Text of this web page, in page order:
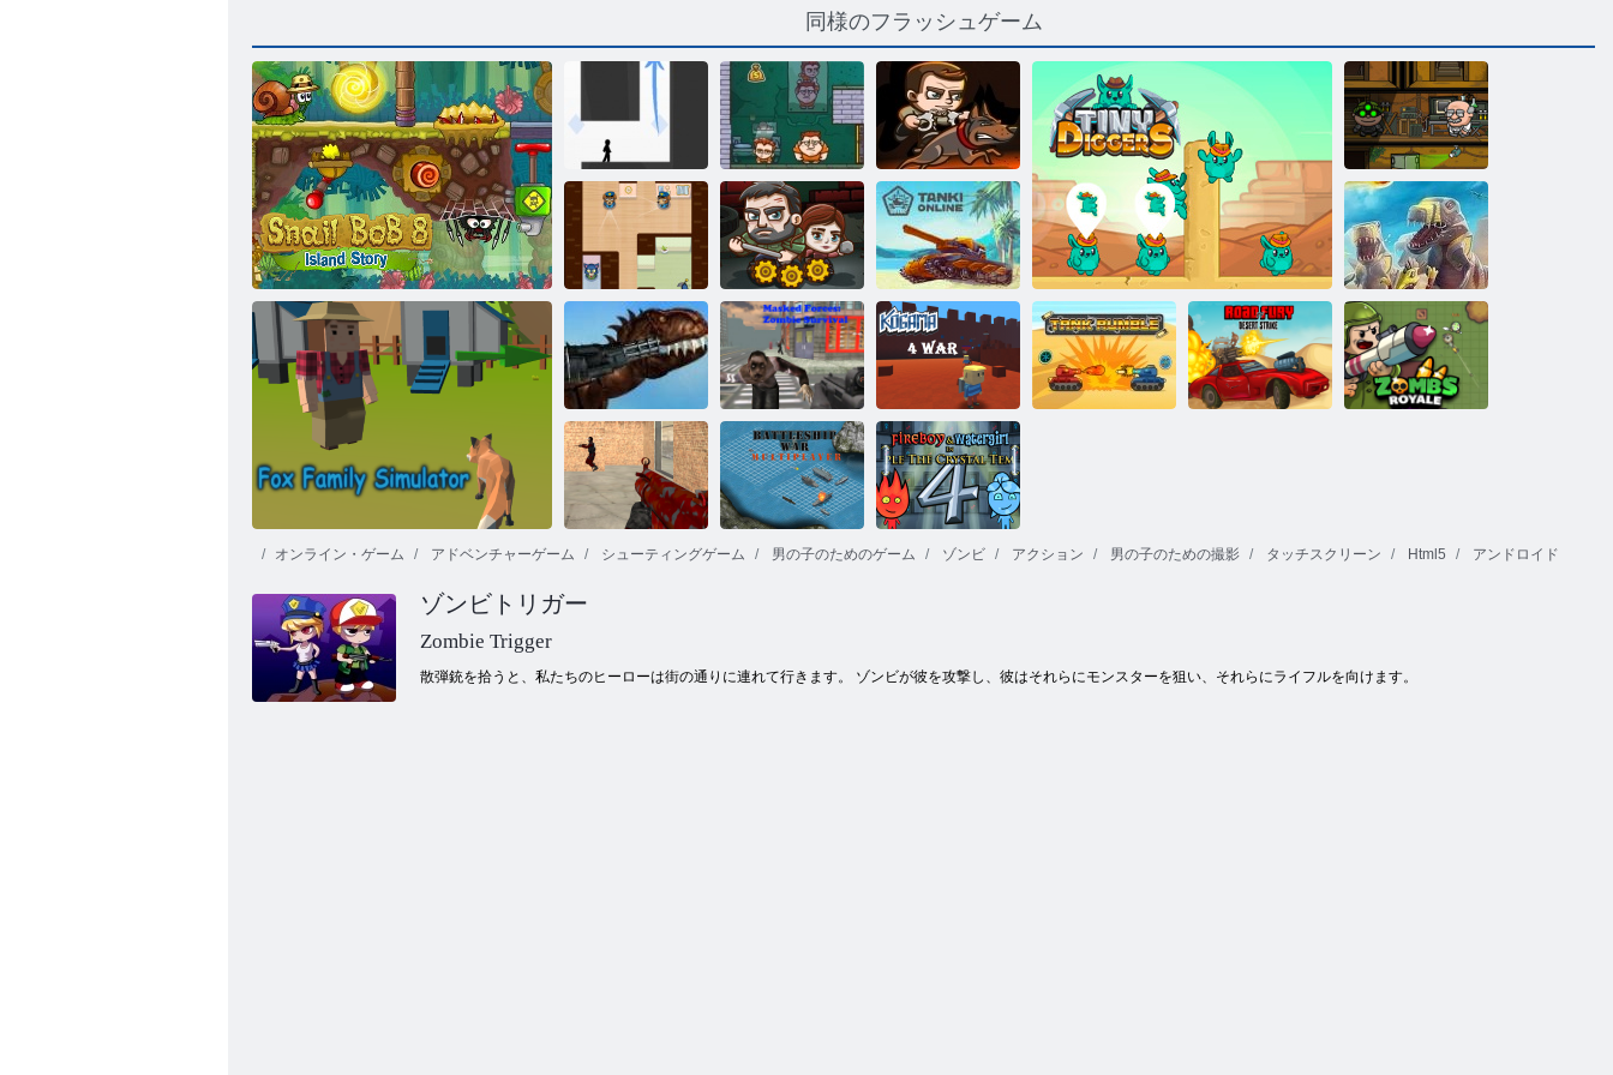
同様のフラッシュゲーム
カタツムリボブ8：島の物語
VEX 3 マネー発動機2
キャッシュ・
フロー3：セン
トリー
ボブ強盗3
卑劣なジェー
ムス
最後の生存者
オンラインで
Tanki
Dデイ：ラッ
シュ - タワー
ディフェンス
メキシコレッ
クス
仮面ライダ
ー：ゾンビサ
バイバル
コガマ：4戦争
オンライン・ゲーム アドベンチャーゲーム シューティングゲーム 男の子のためのゲーム ゾンビ アクション 男の子のための撮影 タッチスクリーン Html5 アンドロイド
ゾンビトリガー
Zombie Trigger
散弾銃を拾うと、私たちのヒーローは街の通りに連れて行きます。 ゾンビが彼を攻撃し、彼はそれらにモンスターを狙い、それらにライフルを向けます。